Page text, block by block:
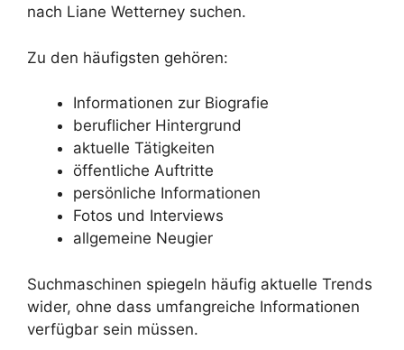
nach Liane Wetterney suchen.
Zu den häufigsten gehören:
Informationen zur Biografie
beruflicher Hintergrund
aktuelle Tätigkeiten
öffentliche Auftritte
persönliche Informationen
Fotos und Interviews
allgemeine Neugier
Suchmaschinen spiegeln häufig aktuelle Trends
wider, ohne dass umfangreiche Informationen
verfügbar sein müssen.